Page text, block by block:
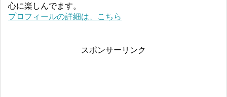
心に楽しんでます。
プロフィールの詳細は、こちら
スポンサーリンク